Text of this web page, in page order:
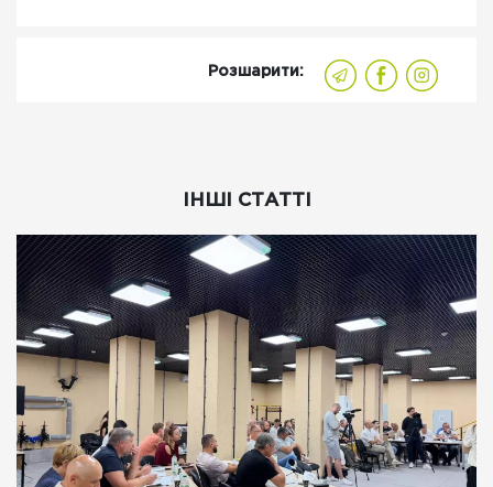
Розшарити:
ІНШІ СТАТТІ